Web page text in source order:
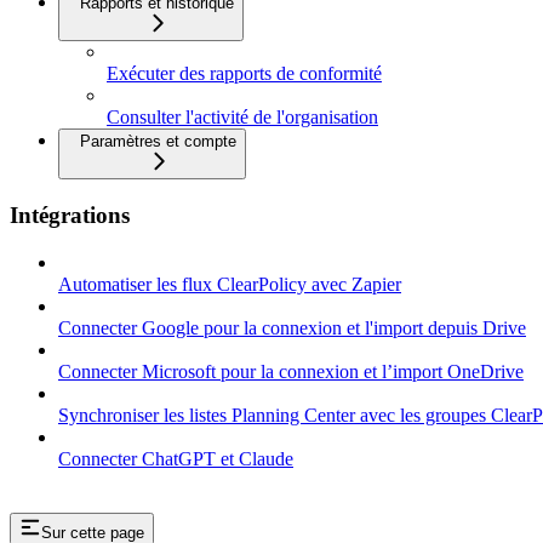
Exécuter des rapports de conformité
Consulter l'activité de l'organisation
Paramètres et compte
Intégrations
Automatiser les flux ClearPolicy avec Zapier
Connecter Google pour la connexion et l'import depuis Drive
Connecter Microsoft pour la connexion et l’import OneDrive
Synchroniser les listes Planning Center avec les groupes
Connecter ChatGPT et Claude
Sur cette page